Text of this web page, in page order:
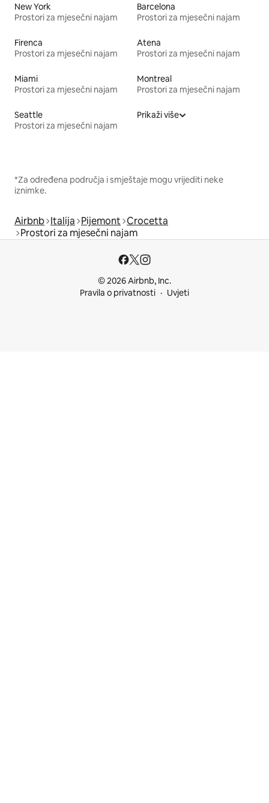
New York
Prostori za mjesečni najam
Barcelona
Prostori za mjesečni najam
Firenca
Prostori za mjesečni najam
Atena
Prostori za mjesečni najam
Miami
Prostori za mjesečni najam
Montreal
Prostori za mjesečni najam
Seattle
Prostori za mjesečni najam
Prikaži više
*Za određena područja i smještaje mogu vrijediti neke
iznimke.
Airbnb Italija Pijemont Crocetta
Prostori za mjesečni najam
© 2026 Airbnb, Inc.
Pravila o privatnosti
Uvjeti